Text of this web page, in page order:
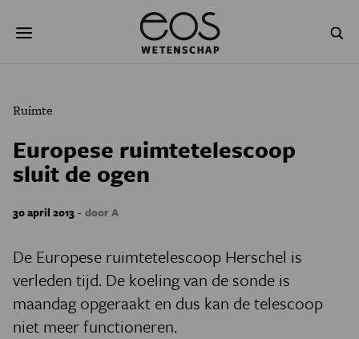
naar
NATUURWETENSCHAPPEN GESCHIEDENIS
PSYCHE & BREIN
AGENDA
JONGE UITDAGERS
Ruimte
Europese ruimtetelescoop
sluit de ogen
30 april 2013 - door A
De Europese ruimtetelescoop Herschel is
verleden tijd. De koeling van de sonde is
maandag opgeraakt en dus kan de telescoop
niet meer functioneren.